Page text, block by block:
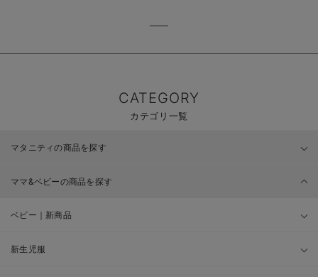
CATEGORY
カテゴリ一覧
マタニティの商品を探す
ママ&ベビーの商品を探す
ベビー｜新商品
新生児服